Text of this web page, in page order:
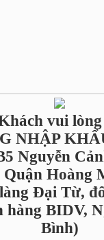
vui lòng
NHẬP
Nguyễn
Hoàng
Đại Từ,
hàng BIDV,
Bình)